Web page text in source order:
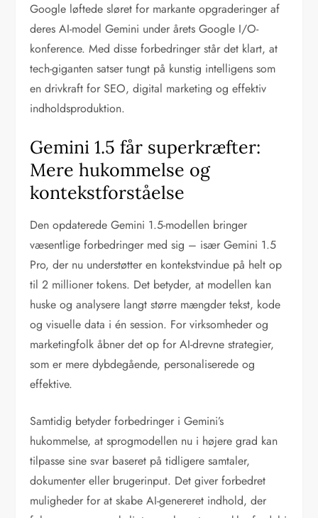
Google løftede sløret for markante opgraderinger af
deres AI-model Gemini under årets Google I/O-
konference. Med disse forbedringer står det klart, at
tech-giganten satser tungt på kunstig intelligens som
en drivkraft for SEO, digital marketing og effektiv
indholdsproduktion.
Gemini 1.5 får superkræfter:
Mere hukommelse og
kontekstforståelse
Den opdaterede Gemini 1.5-modellen bringer
væsentlige forbedringer med sig – især Gemini 1.5
Pro, der nu understøtter en kontekstvindue på helt op
til 2 millioner tokens. Det betyder, at modellen kan
huske og analysere langt større mængder tekst, kode
og visuelle data i én session. For virksomheder og
marketingfolk åbner det op for AI-drevne strategier,
som er mere dybdegående, personaliserede og
effektive.
Samtidig betyder forbedringer i Gemini’s
hukommelse, at sprogmodellen nu i højere grad kan
tilpasse sine svar baseret på tidligere samtaler,
dokumenter eller brugerinput. Det giver forbedret
muligheder for at skabe AI-genereret indhold, der